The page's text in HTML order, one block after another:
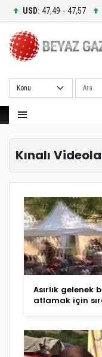
USD: 47,49 - 47,57
Ara
Kınalı
Asırlık gelenek
atlamak için